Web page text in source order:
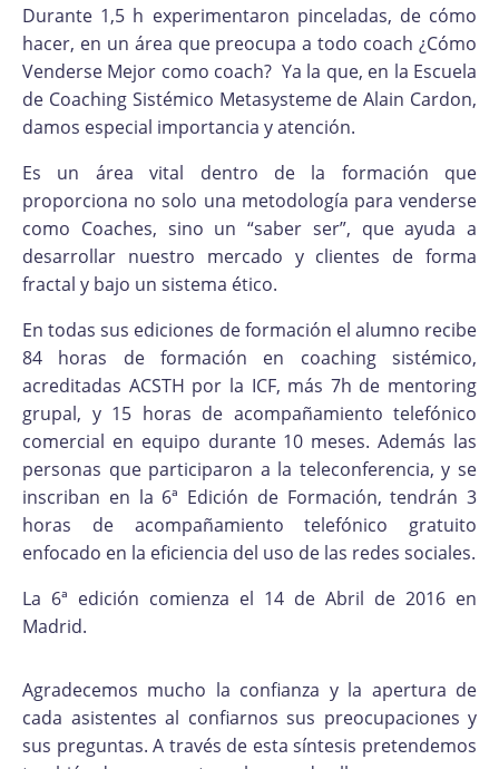
Durante 1,5 h experimentaron pinceladas, de cómo
hacer, en un área que preocupa a todo coach ¿Cómo
Venderse Mejor como coach? Ya la que, en la Escuela
de Coaching Sistémico Metasysteme de Alain Cardon,
damos especial importancia y atención.
Es un área vital dentro de la formación que
proporciona no solo una metodología para venderse
como Coaches, sino un “saber ser”, que ayuda a
desarrollar nuestro mercado y clientes de forma
fractal y bajo un sistema ético.
En todas sus ediciones de formación el alumno recibe
84 horas de formación en coaching sistémico,
acreditadas ACSTH por la ICF, más 7h de mentoring
grupal, y 15 horas de acompañamiento telefónico
comercial en equipo durante 10 meses. Además las
personas que participaron a la teleconferencia, y se
inscriban en la 6ª Edición de Formación, tendrán 3
horas de acompañamiento telefónico gratuito
enfocado en la eficiencia del uso de las redes sociales.
La 6ª edición comienza el 14 de Abril de 2016 en
Madrid.
Agradecemos mucho la confianza y la apertura de
cada asistentes al confiarnos sus preocupaciones y
sus preguntas. A través de esta síntesis pretendemos